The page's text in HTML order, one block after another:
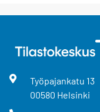
Työpajankatu 13
00580 Helsinki